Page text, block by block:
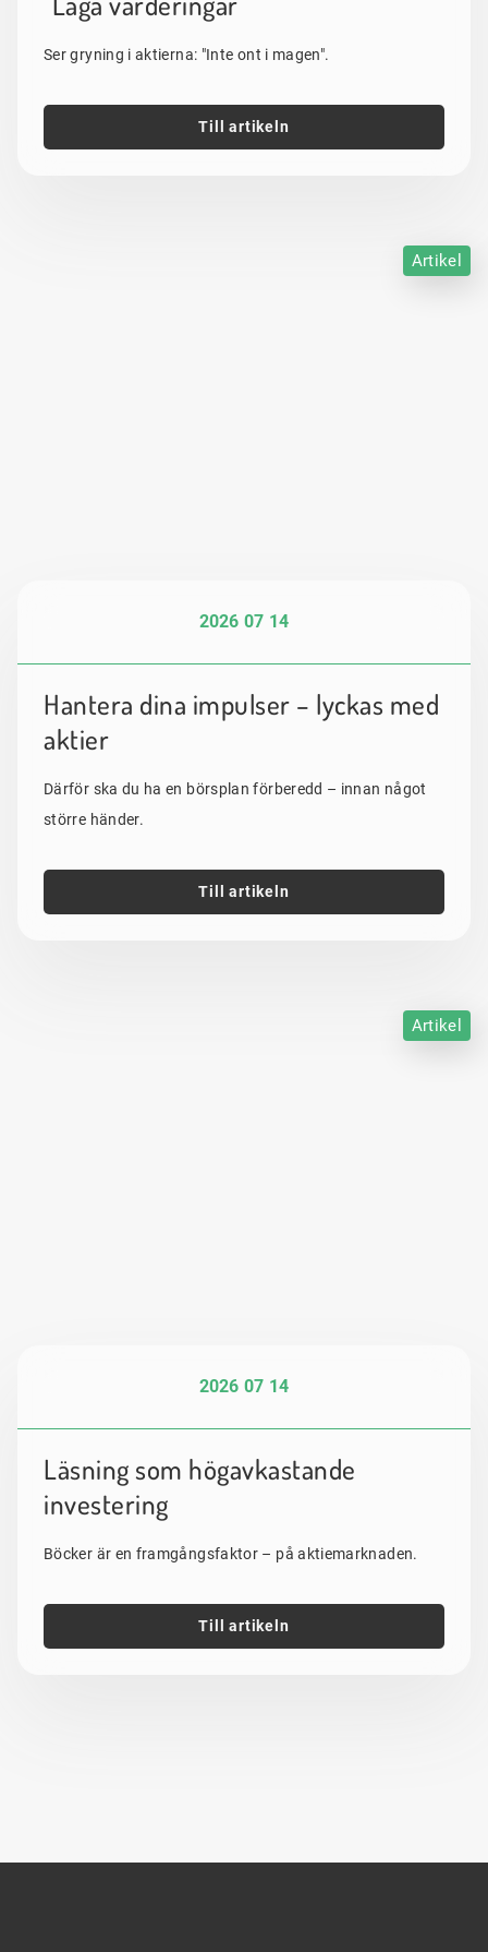
Ser gryning i aktierna: "Inte ont i magen".
Till artikeln
Artikel
2026 07 14
Hantera dina impulser – lyckas med
aktier
Därför ska du ha en börsplan förberedd – innan något
större händer.
Till artikeln
Artikel
2026 07 14
Läsning som högavkastande
investering
Böcker är en framgångsfaktor – på aktiemarknaden.
Till artikeln